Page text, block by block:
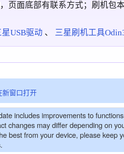
页面底部有联系方式；刷机包
星USB驱动 、 三星刷机工具
新窗口打开